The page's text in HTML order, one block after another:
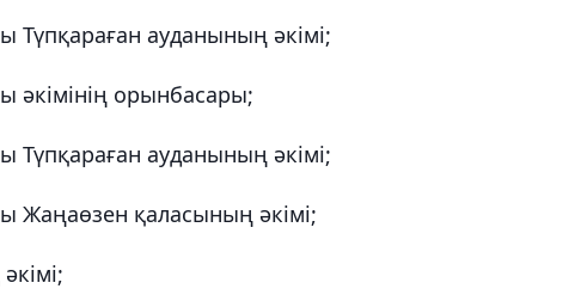
ауданының әкімі;
әкімінің орынбасары;
ауданының әкімі;
Жаңаөзен қаласының әкімі;